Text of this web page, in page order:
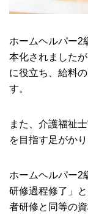
ホームヘルパー2
本化されました
に役立ち、給料
す。
また、介護福祉
を目指す足がかり
ホームヘルパー2
研修過程修了」
者研修と同等の